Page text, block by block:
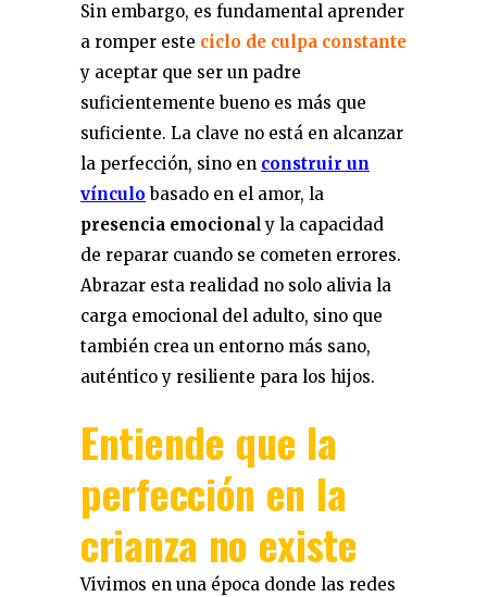
Sin embargo, es fundamental aprender
a romper este ciclo de culpa constante
y aceptar que ser un padre
suficientemente bueno es más que
suficiente. La clave no está en alcanzar
la perfección, sino en construir un
vínculo basado en el amor, la
presencia emocional y la capacidad
de reparar cuando se cometen errores.
Abrazar esta realidad no solo alivia la
carga emocional del adulto, sino que
también crea un entorno más sano,
auténtico y resiliente para los hijos.
Entiende que la
perfección en la
crianza no existe
Vivimos en una época donde las redes